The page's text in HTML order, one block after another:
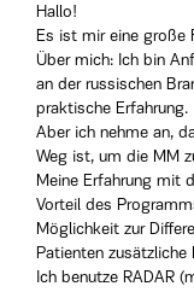
Hallo!
Es ist mir eine große
Über mich: Ich bin
an der russischen
praktische Erfahrung.
Aber ich nehme an,
Weg ist, um die MM
Meine Erfahrung mit
Vorteil des
Möglichkeit zur
Patienten
Ich benutze RADAR